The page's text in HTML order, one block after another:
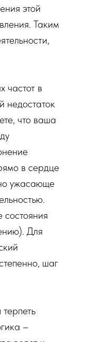
этой
Таким
частот в
недостаток
что ваша
в сердце
ужасающе
Для
шаг
–